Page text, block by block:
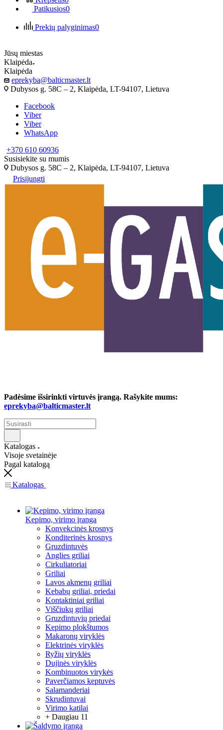
Patikusios0
Prekių palyginimas0
Jūsų miestas
Klaipėda
Klaipėda
eprekyba@balticmaster.lt
Dubysos g. 58C – 2, Klaipėda, LT-94107, Lietuva
Facebook
Viber
Viber
WhatsApp
+370 610 60936
Susisiekite su mumis
Dubysos g. 58C – 2, Klaipėda, LT-94107, Lietuva
Prisijungti
Padėsime išsirinkti virtuvės įrangą. Rašykite mums:
eprekyba@balticmaster.lt
Katalogas
Visoje svetainėje
Pagal katalogą
Katalogas
Kepimo, virimo įranga
Konvekcinės krosnys
Konditerinės krosnys
Gruzdintuvės
Anglies griliai
Cirkuliatoriai
Griliai
Lavos akmenų griliai
Kebabų griliai, priedai
Kontaktiniai griliai
Viščiukų griliai
Gruzdintuvių priedai
Kepimo plokštumos
Makaronų viryklės
Elektrinės viryklės
Ryžių viryklės
Dujinės viryklės
Kombinuotos virykės
Paverčiamos keptuvės
Salamanderiai
Skrudintuvai
Virimo katilai
+ Daugiau 11